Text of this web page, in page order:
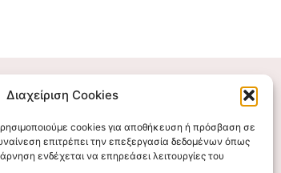
Διαχείριση Cookies
cookies για αποθήκευση ή πρόσβαση σε
επιτρέπει την επεξεργασία δεδομένων όπως
ενδέχεται να επηρεάσει λειτουργίες του
stigmalogou@gmail.com